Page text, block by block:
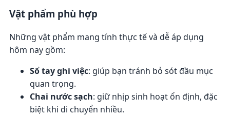
Vật phẩm phù hợp
Những vật phẩm mang tính thực tế và dễ áp dụng
hôm nay gồm:
Sổ tay ghi việc: giúp bạn tránh bỏ sót đầu mục
quan trọng.
Chai nước sạch: giữ nhịp sinh hoạt ổn định, đặc
biệt khi di chuyển nhiều.